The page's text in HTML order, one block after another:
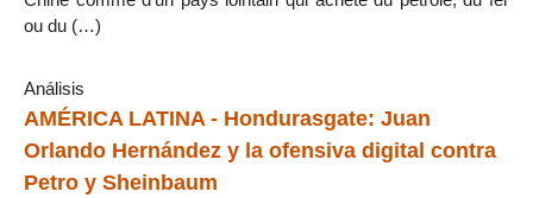
ou du (…)
Análisis
AMÉRICA LATINA - Hondurasgate: Juan
Orlando Hernández y la ofensiva digital contra
Petro y Sheinbaum